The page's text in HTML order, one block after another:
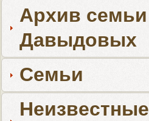
Архив семьи
Давыдовых
Семьи
Неизвестные